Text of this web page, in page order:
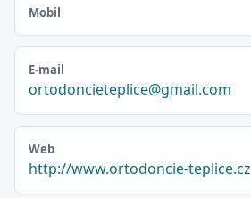
Mobil
E-mail
ortodoncieteplice@gmail.com
Web
http://www.ortodoncie-teplice.cz